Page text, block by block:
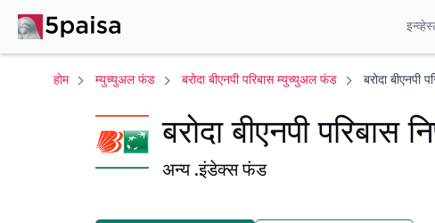
होम म्युच्युअल फंड बरोदा बीएनपी परिबास म्युच्युअल फंड बरोदा
बरोदा बीएनपी
अन्य .इंडेक्स फंड